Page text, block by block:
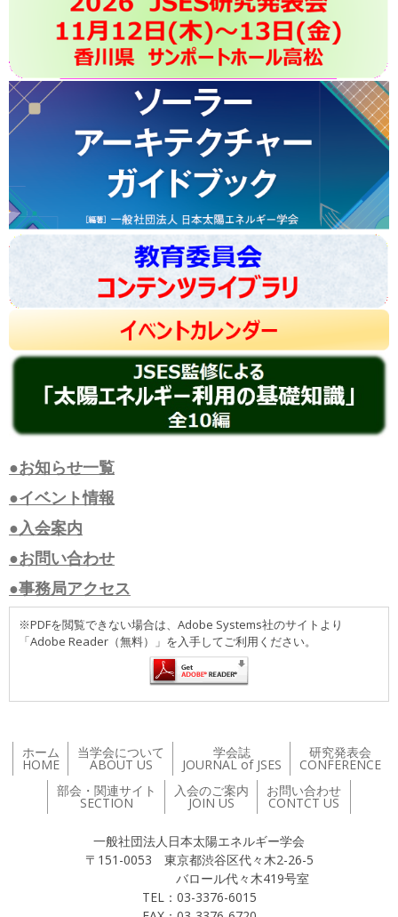
●お知らせ一覧
●イベント情報
●入会案内
●お問い合わせ
●事務局アクセス
※PDFを閲覧できない場合は、Adobe Systems社のサイトより
「Adobe Reader（無料）」を入手してご利用ください。
ホーム
HOME
当学会について
ABOUT US
学会誌
JOURNAL of JSES
研究発表会
CONFERENCE
部会・関連サイト
SECTION
入会のご案内
JOIN US
お問い合わせ
CONTCT US
一般社団法人日本太陽エネルギー学会
〒151-0053 東京都渋谷区代々木2-26-5
バロール代々木419号室
TEL：03-3376-6015